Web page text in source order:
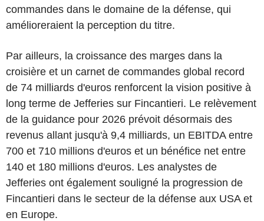
commandes dans le domaine de la défense, qui
amélioreraient la perception du titre.
Par ailleurs, la croissance des marges dans la
croisière et un carnet de commandes global record
de 74 milliards d'euros renforcent la vision positive à
long terme de Jefferies sur Fincantieri. Le relèvement
de la guidance pour 2026 prévoit désormais des
revenus allant jusqu'à 9,4 milliards, un EBITDA entre
700 et 710 millions d'euros et un bénéfice net entre
140 et 180 millions d'euros. Les analystes de
Jefferies ont également souligné la progression de
Fincantieri dans le secteur de la défense aux USA et
en Europe.